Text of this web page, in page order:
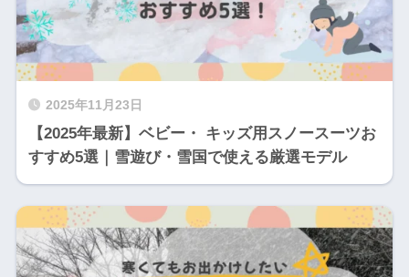
2025年11月23日
【2025年最新】ベビー・ キッズ用スノースーツお
すすめ5選｜雪遊び・雪国で使える厳選モデル